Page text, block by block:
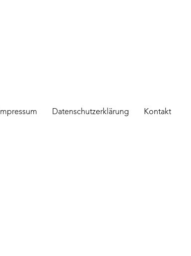
Impressum Datenschutzerklärung Kontakt